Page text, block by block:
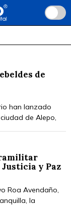
de
han lanzado
de Alepo,
Justicia y Paz
Roa Avendaño,
la